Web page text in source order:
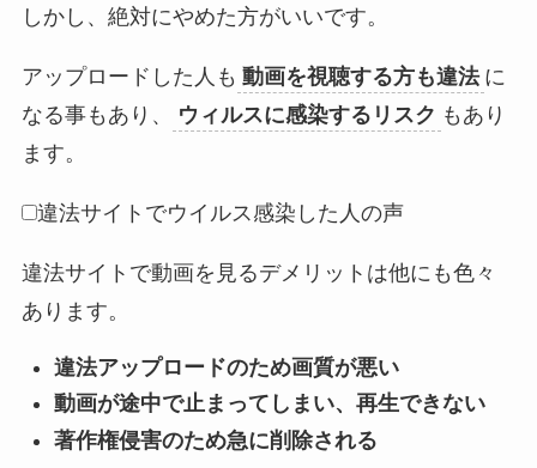
しかし、絶対にやめた方がいいです。
アップロードした人も 動画を視聴する方も違法 に
なる事もあり、
ウィルスに感染するリスク もあり
ます。
違法サイトでウイルス感染した人の声
違法サイトで動画を見るデメリットは他にも色々
あります。
違法アップロードのため画質が悪い
動画が途中で止まってしまい、再生できない
著作権侵害のため急に削除される